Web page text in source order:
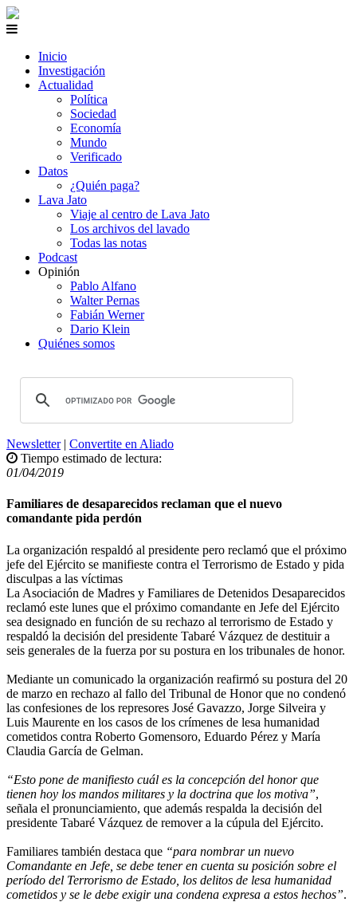
Inicio
Investigación
Actualidad
Política
Sociedad
Economía
Mundo
Verificado
Datos
¿Quién paga?
Lava Jato
Viaje al centro de Lava Jato
Los archivos del lavado
Todas las notas
Podcast
Opinión
Pablo Alfano
Walter Pernas
Fabián Werner
Dario Klein
Quiénes somos
Newsletter| Convertite en Aliado
Tiempo estimado de lectura:
01/04/2019
Familiares de desaparecidos reclaman que el nuevo
comandante pida perdón
La organización respaldó al presidente pero reclamó que el próximo
jefe del Ejército se manifieste contra el Terrorismo de Estado y pida
disculpas a las víctimas
La Asociación de Madres y Familiares de Detenidos Desaparecidos
reclamó este lunes que el próximo comandante en Jefe del Ejército
sea designado en función de su rechazo al terrorismo de Estado y
respaldó la decisión del presidente Tabaré Vázquez de destituir a
seis generales de la fuerza por su postura en los tribunales de honor.
Mediante un comunicado la organización reafirmó su postura del 20
de marzo en rechazo al fallo del Tribunal de Honor que no condenó
las confesiones de los represores José Gavazzo, Jorge Silveira y
Luis Maurente en los casos de los crímenes de lesa humanidad
cometidos contra Roberto Gomensoro, Eduardo Pérez y María
Claudia García de Gelman.
“Esto pone de manifiesto cuál es la concepción del honor que
tienen hoy los mandos militares y la doctrina que los motiva”,
señala el pronunciamiento, que además respalda la decisión del
presidente Tabaré Vázquez de remover a la cúpula del Ejército.
Familiares también destaca que “para nombrar un nuevo
Comandante en Jefe, se debe tener en cuenta su posición sobre el
período del Terrorismo de Estado, los delitos de lesa humanidad
cometidos y se le debe exigir una condena expresa a estos hechos”.